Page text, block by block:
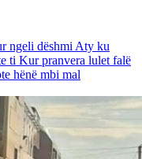
ngeli dëshmi Aty ku
ti Kur pranvera lulet falë
hënë mbi mal